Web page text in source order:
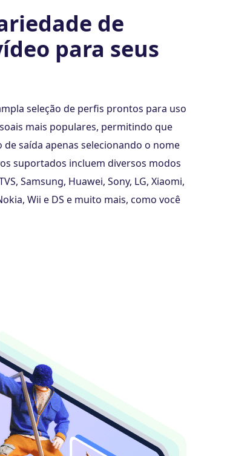
de
para seus
seleção de perfis prontos para uso
mais populares, permitindo que
saída apenas selecionando o nome
suportados incluem diversos modos
Samsung, Huawei, Sony, LG, Xiaomi,
Wii e DS e muito mais, como você